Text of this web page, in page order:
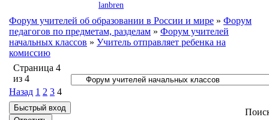
lanbren
Форум учителей об образовании в России и мире » Форум
педагогов по предметам, разделам » Форум учителей
начальных классов » Учитель отправляет ребенка на
комиссию
Страница 4
из 4
Назад 1 2 3 4